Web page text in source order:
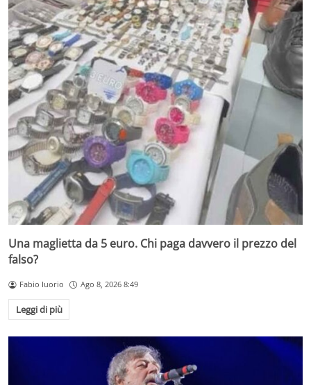
Una maglietta da 5 euro. Chi paga davvero il prezzo del
falso?
Fabio Iuorio Ago 8, 2026 8:49
Leggi di più